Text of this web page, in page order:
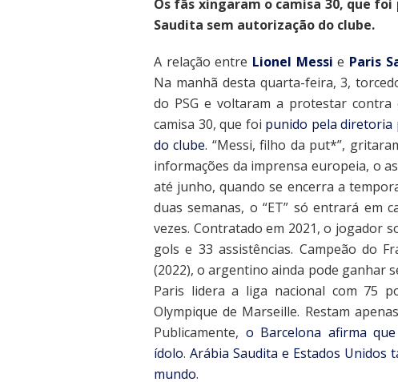
Os fãs xingaram o camisa 30, que
Saudita sem autorização do clube.
A relação entre Lionel Messi e Paris
Na manhã desta quarta-feira, 3,
do PSG e voltaram a protestar
camisa 30, que foi punido pela diretoria
do clube. “Messi, filho da put*”,
informações da imprensa europeia, o
até junho, quando se encerra a
duas semanas, o “ET” só entrará em
vezes. Contratado em 2021, o jogador
gols e 33 assistências. Campeão do
(2022), o argentino ainda pode ganhar
Paris lidera a liga nacional com 75
Olympique de Marseille. Restam
Publicamente, o Barcelona afirma
ídolo.Arábia Saudita e Estados Unidos
mundo.